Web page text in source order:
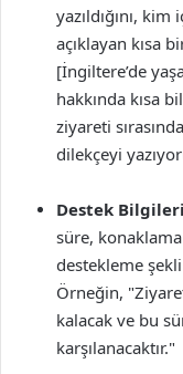
yazıldığını, kim
açıklayan kısa
[İngiltere’de
hakkında kısa
ziyareti
dilekçeyi
Destek Bilgileri
süre,
destekleme
Örneğin,
kalacak ve bu
karşılanacaktır."